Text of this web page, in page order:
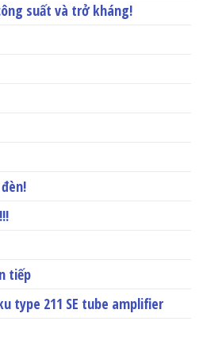
suất và trở kháng!
tiếp
type 211 SE tube amplifier